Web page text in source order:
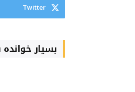
Twitter
بسیار